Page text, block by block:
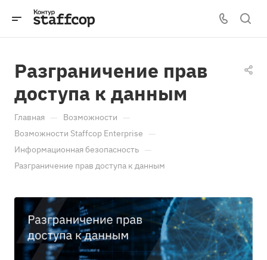
Разграничение прав
доступа к данным
Главная — Возможности —
Возможности Staffcop Enterprise —
Информационная безопасность —
Разграничение прав доступа к данным